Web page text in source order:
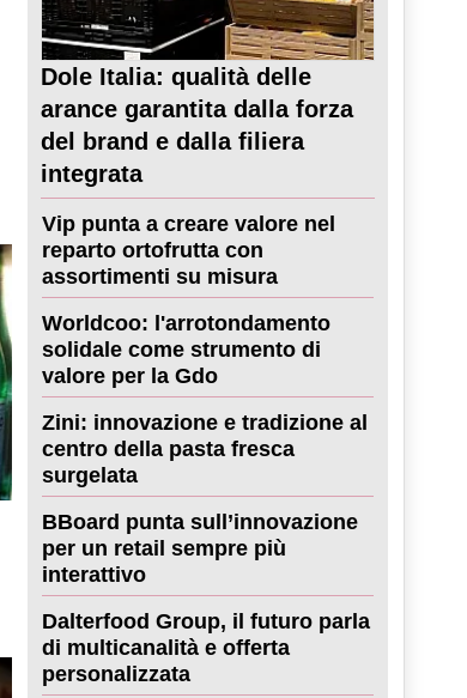
Dole Italia: qualità delle
arance garantita dalla forza
del brand e dalla filiera
integrata
Vip punta a creare valore nel
reparto ortofrutta con
assortimenti su misura
Worldcoo: l'arrotondamento
solidale come strumento di
valore per la Gdo
Zini: innovazione e tradizione al
centro della pasta fresca
surgelata
BBoard punta sull’innovazione
per un retail sempre più
interattivo
Dalterfood Group, il futuro parla
di multicanalità e offerta
personalizzata